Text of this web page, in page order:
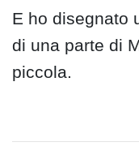
E ho disegnato
di una parte di
piccola.